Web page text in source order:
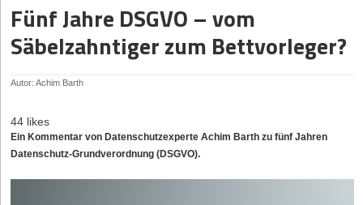
Fünf Jahre DSGVO – vom
Säbelzahntiger zum Bettvorleger?
Autor: Achim Barth
44 likes
Ein Kommentar von Datenschutzexperte Achim Barth zu fünf Jahren
Datenschutz-Grundverordnung (DSGVO).